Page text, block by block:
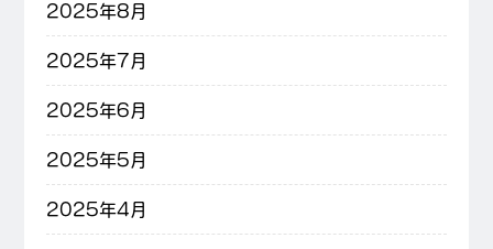
2025年8月
2025年7月
2025年6月
2025年5月
2025年4月